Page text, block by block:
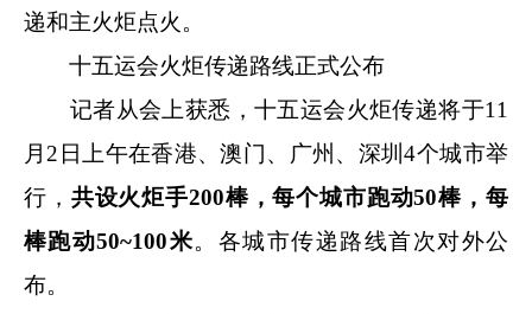
递和主火炬点火。
十五运会火炬传递路线正式公布
记者从会上获悉，十五运会火炬传递将于11
月2日上午在香港、澳门、广州、深圳4个城市举
行， 共设火炬手200棒，每个城市跑动50棒，每
棒跑动50~100米。各城市传递路线首次对外公
布。